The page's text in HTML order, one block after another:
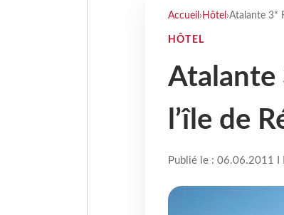
Accueil › Hôtel ›Atalante 3*
HÔTEL
Atalante
l’île de
Publié le : 06.06.2011